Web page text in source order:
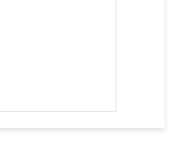
–
qolgan